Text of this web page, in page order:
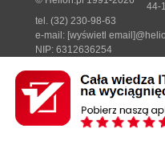
Ogólne metody
(53)
Sortowanie
& Drop
Praca za
Zastosowanie
Designed with ♥ byTonik.pl
44-
tel. (32) 230-98-63
e-mail: [wyświetl
NIP: 6312636254
Pełna